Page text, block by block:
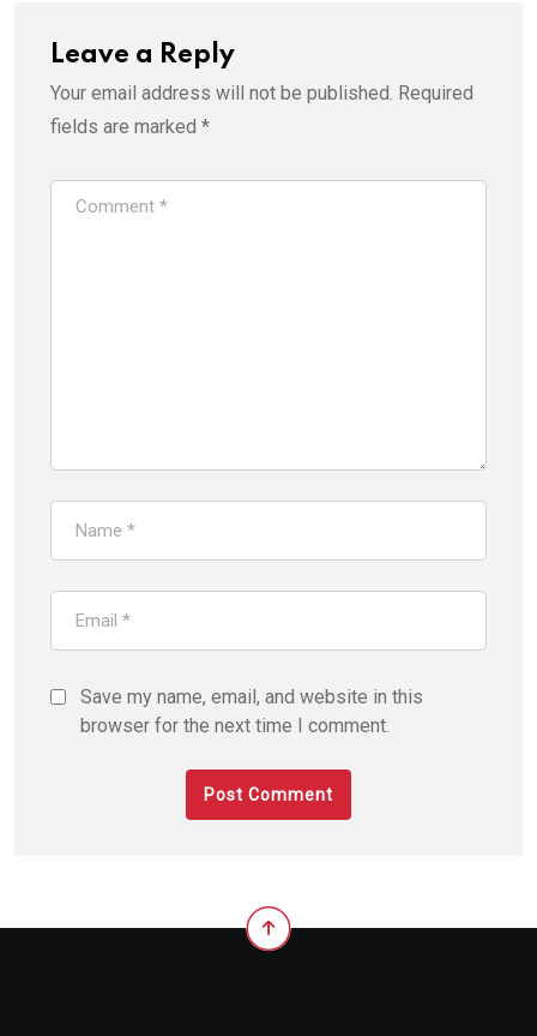
Leave a Reply
Your email address will not be published. Required
fields are marked *
Save my name, email, and website in this
browser for the next time I comment.